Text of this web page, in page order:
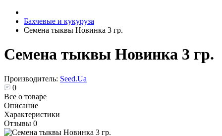
Бахчевые и кукуруза
Семена тыквы Новинка 3 гр.
Семена тыквы Новинка 3 гр.
Производитель: Seed.Ua
0
Все о товаре
Описание
Характеристики
Отзывы 0